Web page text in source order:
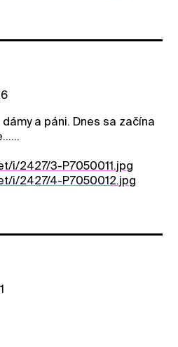
a páni. Dnes sa začína
i/2427/3-P7050011.jpg
i/2427/4-P7050012.jpg